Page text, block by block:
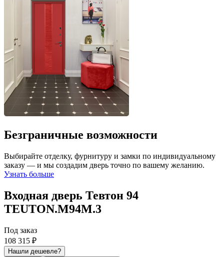
Безграничные возможности
Выбирайте отделку, фурнитуру и замки по индивидуальному
заказу — и мы создадим дверь точно по вашему желанию.
Узнать больше
Входная дверь Тевтон 94
TEUTON.M94M.3
Под заказ
108 315 ₽
Нашли дешевле?